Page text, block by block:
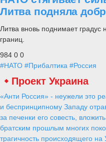
Литва подняла
Литва вновь поднимает градус
границ.
984 0 0
#НАТО #Прибалтика #Россия
Проект Украина
«Анти Россия» - неужели это
и беспринципному Западу
за печенки его совесть,
братским прошлым многих
трагичность происходящего